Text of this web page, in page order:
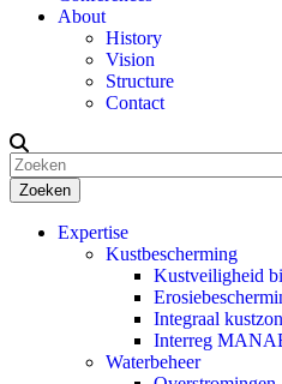
About
History
Vision
Structure
Contact
Zoeken
Expertise
Kustbescherming
Kustveiligheid
Integraal
Interreg
Waterbeheer